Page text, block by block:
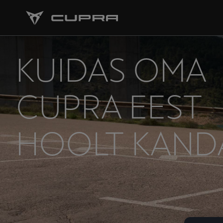
KUIDAS OMA
CUPRA EEST
HOOLT